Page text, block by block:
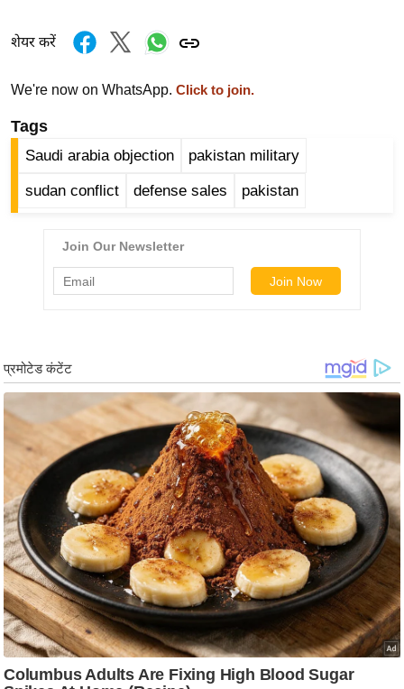
न्यू
ब्री
नो
रं
ली
वु
ली
वु
ड
फि
ल्म
स
मी
क्षा
B
r
शेयर करें
We're now on WhatsApp. Click to join.
Tags
Saudi arabia objection pakistan military
sudan conflict defense sales pakistan